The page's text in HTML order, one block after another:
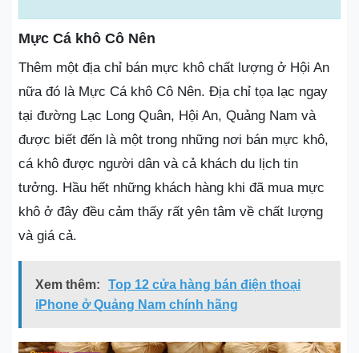
Mực Cá khô Cô Nên
Thêm một địa chỉ bán mực khô chất lượng ở Hội An
nữa đó là Mực Cá khô Cô Nên. Địa chỉ tọa lạc ngay
tại đường Lạc Long Quân, Hội An, Quảng Nam và
được biết đến là một trong những nơi bán mực khô,
cá khô được người dân và cả khách du lịch tin
tưởng. Hầu hết những khách hàng khi đã mua mực
khô ở đây đều cảm thấy rất yên tâm về chất lượng
và giá cả.
Xem thêm:
Top 12 cửa hàng bán điện thoại
iPhone ở Quảng Nam chính hãng